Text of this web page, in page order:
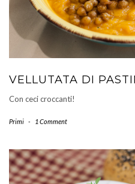
VELLUTATA DI
Con ceci croccanti!
Primi - 1 Comment